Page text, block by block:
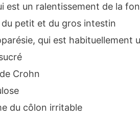
est un ralentissement de la
petit et du gros intestin
qui est habituellement
Crohn
du côlon irritable